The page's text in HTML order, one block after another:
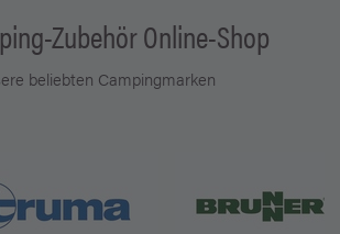
Zubehör Online-Shop
beliebten Campingmarken